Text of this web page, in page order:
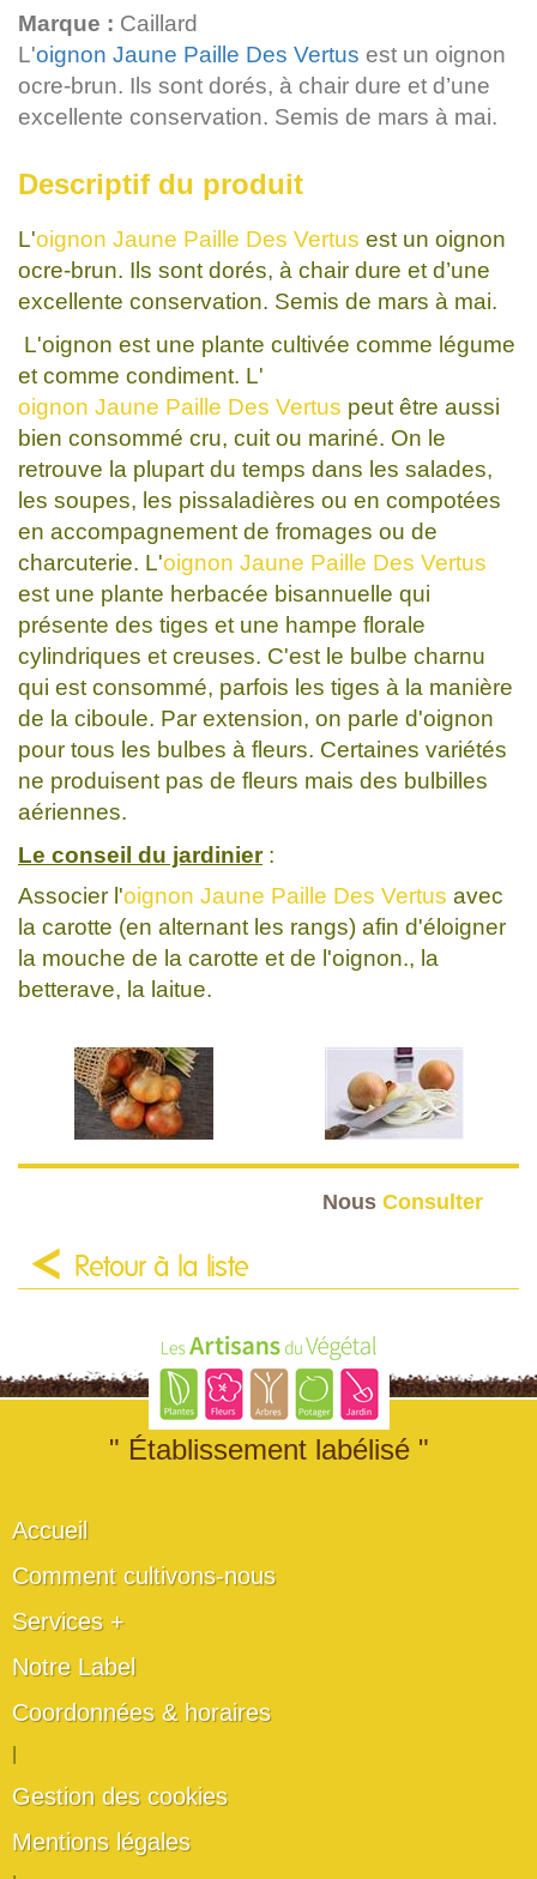
Marque : Caillard
L'oignon Jaune Paille Des Vertus est un oignon
ocre-brun. Ils sont dorés, à chair dure et d’une
excellente conservation. Semis de mars à mai.
Descriptif du produit
L'oignon Jaune Paille Des Vertus est un oignon
ocre-brun. Ils sont dorés, à chair dure et d’une
excellente conservation. Semis de mars à mai.
L'oignon est une plante cultivée comme légume
et comme condiment. L'
oignon Jaune Paille Des Vertus peut être aussi
bien consommé cru, cuit ou mariné. On le
retrouve la plupart du temps dans les salades,
les soupes, les pissaladières ou en compotées
en accompagnement de fromages ou de
charcuterie. L'oignon Jaune Paille Des Vertus
est une plante herbacée bisannuelle qui
présente des tiges et une hampe florale
cylindriques et creuses. C'est le bulbe charnu
qui est consommé, parfois les tiges à la manière
de la ciboule. Par extension, on parle d'oignon
pour tous les bulbes à fleurs. Certaines variétés
ne produisent pas de fleurs mais des bulbilles
aériennes.
Le conseil du jardinier:
Associer l'oignon Jaune Paille Des Vertus avec
la carotte (en alternant les rangs) afin d'éloigner
la mouche de la carotte et de l'oignon., la
betterave, la laitue.
Nous Consulter
Retour à la liste
" Établissement labélisé "
Accueil
Comment cultivons-nous
Services +
Notre Label
Coordonnées & horaires
Gestion des cookies
Mentions légales